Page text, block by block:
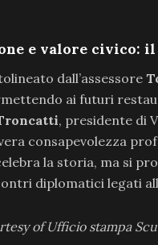
e valore civico:
dall’assessore
ai futuri
, presidente di
consapevolezza
la storia, ma si
diplomatici legati
of Ufficio stampa